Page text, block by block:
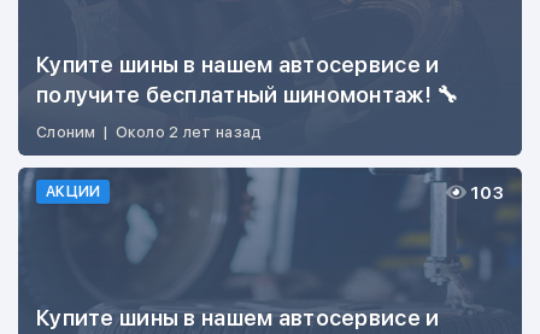
Купите шины в нашем автосервисе и
получите бесплатный шиномонтаж! 🔧
Слоним | Около 2 лет назад
АКЦИИ
Купите шины в нашем автосервисе и
103